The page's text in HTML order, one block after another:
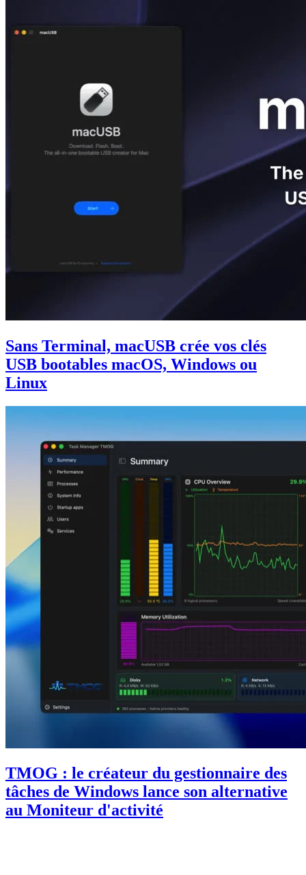
Sans Terminal, macUSB crée vos clés
USB bootables macOS, Windows ou
Linux
TMOG : le créateur du gestionnaire des
tâches de Windows lance son alternative
au Moniteur d'activité